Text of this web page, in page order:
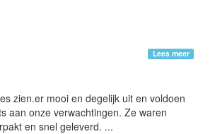
Lees meer
zien.er mooi en degelijk uit en voldoen
aan onze verwachtingen. Ze waren
en snel geleverd. ...